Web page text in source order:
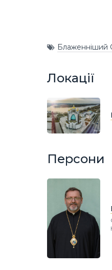
Блаженніший
Локації
Персони